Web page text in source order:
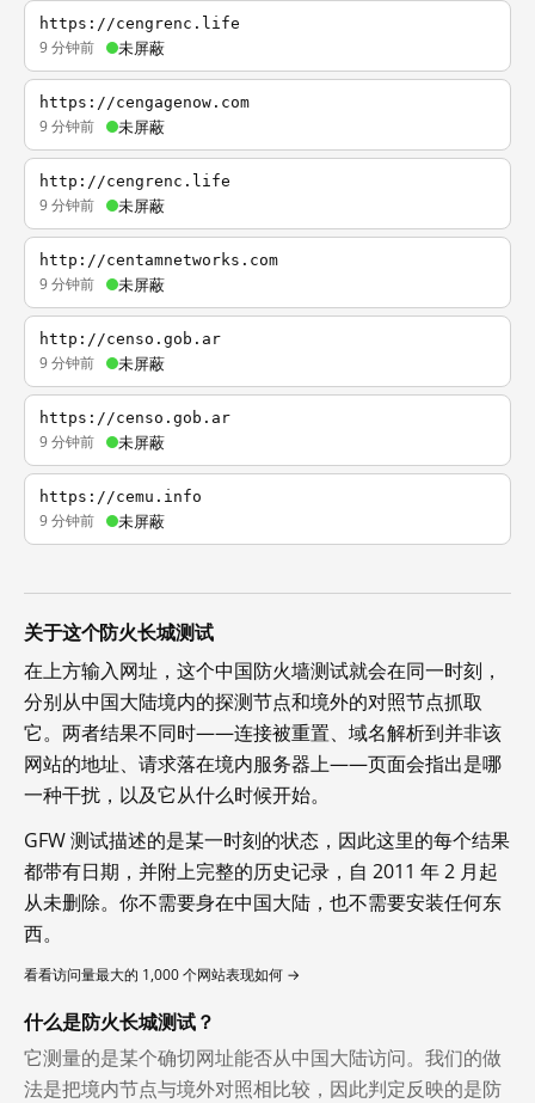
https://cengrenc.life
9 分钟前 未屏蔽
https://cengagenow.com
9 分钟前 未屏蔽
http://cengrenc.life
9 分钟前 未屏蔽
http://centamnetworks.com
9 分钟前 未屏蔽
http://censo.gob.ar
9 分钟前 未屏蔽
https://censo.gob.ar
9 分钟前 未屏蔽
https://cemu.info
9 分钟前 未屏蔽
关于这个防火长城测试
在上方输入网址，这个中国防火墙测试就会在同一时刻，
分别从中国大陆境内的探测节点和境外的对照节点抓取
它。两者结果不同时——连接被重置、域名解析到并非该
网站的地址、请求落在境内服务器上——页面会指出是哪
一种干扰，以及它从什么时候开始。
GFW 测试描述的是某一时刻的状态，因此这里的每个结果
都带有日期，并附上完整的历史记录，自 2011 年 2 月起
从未删除。你不需要身在中国大陆，也不需要安装任何东
西。
看看访问量最大的 1,000 个网站表现如何 →
什么是防火长城测试？
它测量的是某个确切网址能否从中国大陆访问。我们的做
法是把境内节点与境外对照相比较，因此判定反映的是防